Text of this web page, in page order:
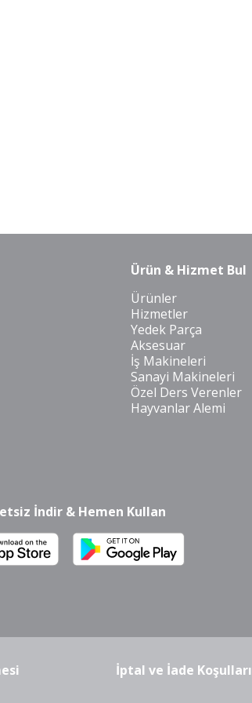
Ürün & Hizmet Bul
Ürünler
Hizmetler
Yedek Parça
Aksesuar
İş Makineleri
Sanayi Makineleri
Özel Ders Verenler
Hayvanlar Alemi
İndir & Hemen Kullan
İptal ve İade Koşulları